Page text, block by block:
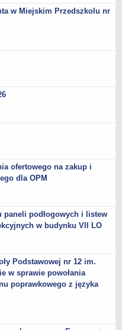
w Miejskim Przedszkolu nr
ofertowego na zakup i
dla OPM
paneli podłogowych i listew
w budynku VII LO
Podstawowej nr 12 im.
w sprawie powołania
poprawkowego z języka